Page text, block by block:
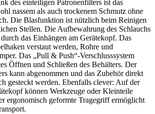
des einteiligen Patronenfilters ist das
nassem als auch trockenem Schmutz ohne
Die Blasfunktion ist nützlich beim Reinigen
Stellen. Die Aufbewahrung des Schlauchs
das Einhängen am Gerätekopf. Das
verstaut werden, Rohre und
Das „Pull & Push“-Verschlusssystem
Öffnen und Schließen des Behälters. Der
kann abgenommen und das Zubehör direkt
gesteckt werden. Ebenfalls clever: Auf der
können Werkzeuge oder Kleinteile
ergonomisch geformte Tragegriff ermöglicht